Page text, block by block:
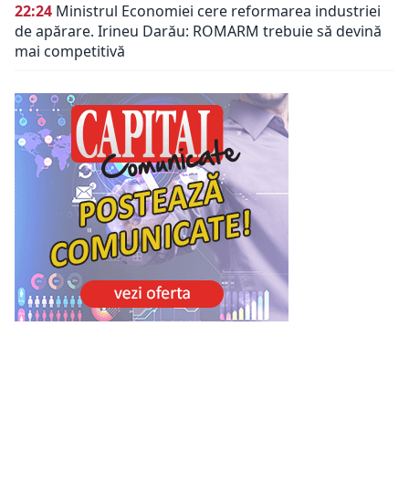
22:24 Ministrul Economiei cere reformarea industriei
de apărare. Irineu Darău: ROMARM trebuie să devină
mai competitivă